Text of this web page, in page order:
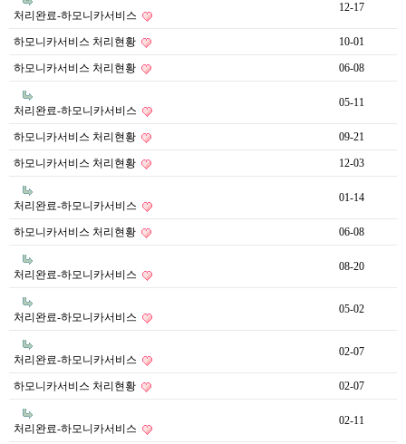
처리완료-하모니카서비스
12-17
하모니카서비스 처리현황 10-01
하모니카서비스 처리현황 06-08
처리완료-하모니카서비스
05-11
하모니카서비스 처리현황 09-21
하모니카서비스 처리현황 12-03
처리완료-하모니카서비스
01-14
하모니카서비스 처리현황 06-08
처리완료-하모니카서비스
08-20
처리완료-하모니카서비스
05-02
처리완료-하모니카서비스
02-07
하모니카서비스 처리현황 02-07
처리완료-하모니카서비스
02-11